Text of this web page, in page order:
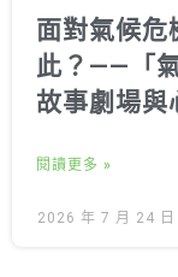
面對氣候危
此？——「
故事劇場與
閱讀更多 »
2026 年 7 月 24 日